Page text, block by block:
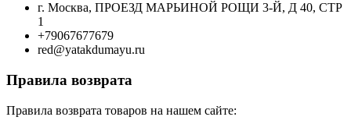
г. Москва, ПРОЕЗД МАРЬИНОЙ РОЩИ 3-Й, Д 40, СТР
1
+79067677679
red@yatakdumayu.ru
Правила возврата
Правила возврата товаров на нашем сайте: